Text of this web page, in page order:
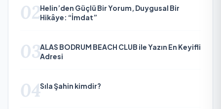
02Helin’den Güçlü Bir Yorum, Duygusal Bir
Hikâye: “İmdat”
03ALAS BODRUM BEACH CLUB ile Yazın En Keyifli
Adresi
04Sıla Şahin kimdir?